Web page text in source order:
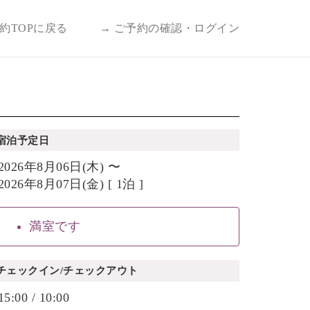
TOPに戻る → ご予約の確認・ログイン
泊予定日
年8月06日(木) 〜
年8月07日(金) [ 1泊 ]
満室です
ェックイン/チェックアウト
/ 10:00